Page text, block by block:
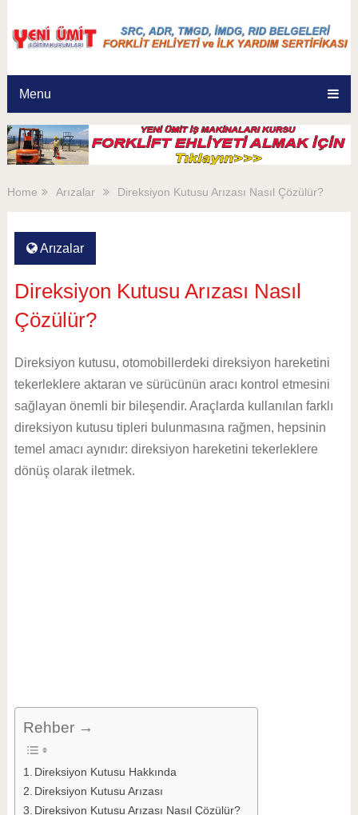
Menu
Home Arızalar Direksiyon Kutusu Arızası Nasıl Çözülür?
Arızalar
Direksiyon Kutusu Arızası Nasıl
Çözülür?
Direksiyon kutusu, otomobillerdeki direksiyon hareketini
tekerleklere aktaran ve sürücünün aracı kontrol etmesini
sağlayan önemli bir bileşendir. Araçlarda kullanılan farklı
direksiyon kutusu tipleri bulunmasına rağmen, hepsinin
temel amacı aynıdır: direksiyon hareketini tekerleklere
dönüş olarak iletmek.
Rehber →
Direksiyon Kutusu Hakkında
Direksiyon Kutusu Arızası
Direksiyon Kutusu Arızası Nasıl Çözülür?